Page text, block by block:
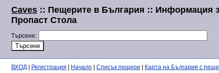
Caves :: Пещерите в България :: Информация
Пропаст Стола
Търсене:
ВХОД Регистрация Начало Списък пещери Карта на България с